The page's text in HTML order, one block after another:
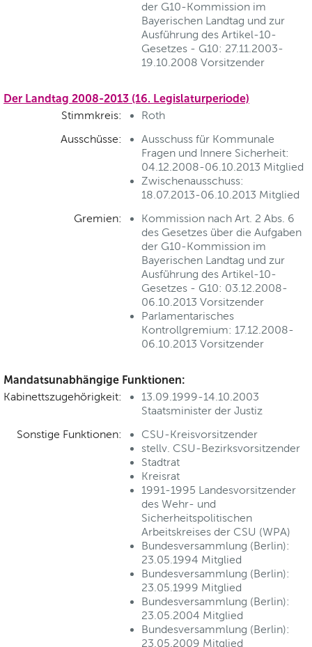
der G10-Kommission im
Bayerischen Landtag und zur
Ausführung des Artikel-10-
Gesetzes - G10: 27.11.2003-
19.10.2008 Vorsitzender
Der Landtag 2008-2013 (16. Legislaturperiode)
Stimmkreis:
Roth
Ausschüsse:
Ausschuss für Kommunale
Fragen und Innere Sicherheit:
04.12.2008-06.10.2013 Mitglied
Zwischenausschuss:
18.07.2013-06.10.2013 Mitglied
Gremien:
Kommission nach Art. 2 Abs. 6
des Gesetzes über die Aufgaben
der G10-Kommission im
Bayerischen Landtag und zur
Ausführung des Artikel-10-
Gesetzes - G10: 03.12.2008-
06.10.2013 Vorsitzender
Parlamentarisches
Kontrollgremium: 17.12.2008-
06.10.2013 Vorsitzender
Mandatsunabhängige Funktionen:
Kabinettszugehörigkeit:
13.09.1999-14.10.2003
Staatsminister der Justiz
Sonstige Funktionen:
CSU-Kreisvorsitzender
stellv. CSU-Bezirksvorsitzender
Stadtrat
Kreisrat
1991-1995 Landesvorsitzender
des Wehr- und
Sicherheitspolitischen
Arbeitskreises der CSU (WPA)
Bundesversammlung (Berlin):
23.05.1994 Mitglied
Bundesversammlung (Berlin):
23.05.1999 Mitglied
Bundesversammlung (Berlin):
23.05.2004 Mitglied
Bundesversammlung (Berlin):
23.05.2009 Mitglied